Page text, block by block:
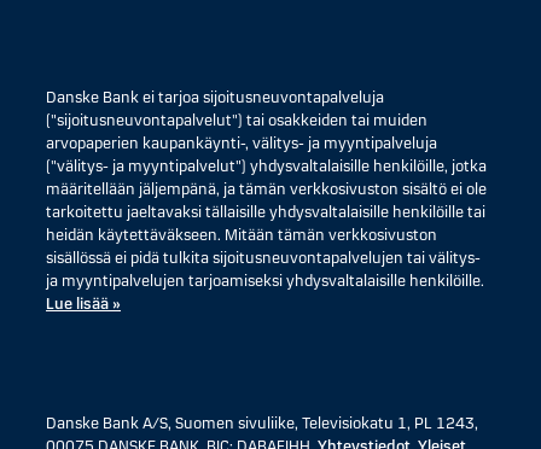
Danske Bank ei tarjoa sijoitusneuvontapalveluja
("sijoitusneuvontapalvelut") tai osakkeiden tai muiden
arvopaperien kaupankäynti-, välitys- ja myyntipalveluja
("välitys- ja myyntipalvelut") yhdysvaltalaisille henkilöille, jotka
määritellään jäljempänä, ja tämän verkkosivuston sisältö ei ole
tarkoitettu jaeltavaksi tällaisille yhdysvaltalaisille henkilöille tai
heidän käytettäväkseen. Mitään tämän verkkosivuston
sisällössä ei pidä tulkita sijoitusneuvontapalvelujen tai välitys-
ja myyntipalvelujen tarjoamiseksi yhdysvaltalaisille henkilöille.
Lue lisää »
Danske Bank A/S, Suomen sivuliike, Televisiokatu 1, PL 1243,